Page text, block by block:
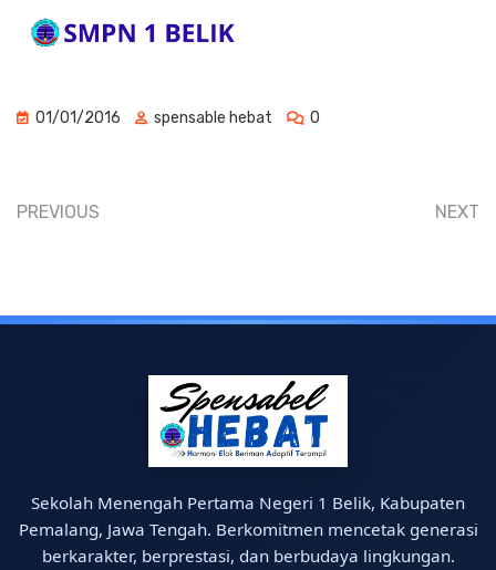
01/01/2016 spensable hebat 0
PREVIOUS NEXT
Sekolah Menengah Pertama Negeri 1 Belik, Kabupaten
Pemalang, Jawa Tengah. Berkomitmen mencetak generasi
berkarakter, berprestasi, dan berbudaya lingkungan.